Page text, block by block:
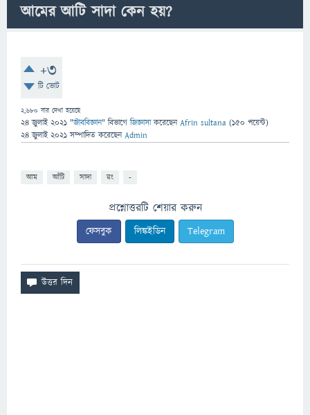
আমের আটি সাদা কেন হয়?
+3
টি ভোট
2,680 বার দেখা হয়েছে
24 জুলাই 2021 "জীববিজ্ঞান" বিভাগে জিজ্ঞাসাকরেছেনAfrin sultana (150 পয়েন্ট)
24 জুলাই 2021 সম্পাদিত করেছেনAdmin
আম আঁটি সাদা রং -
প্রশ্নোত্তরটি শেয়ার করুন
ফেসবুক লিঙ্কইডিন Telegram